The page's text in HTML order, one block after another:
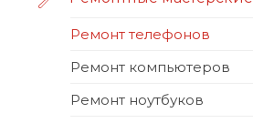
Ремонт телефонов
Ремонт компьютеров
Ремонт ноутбуков